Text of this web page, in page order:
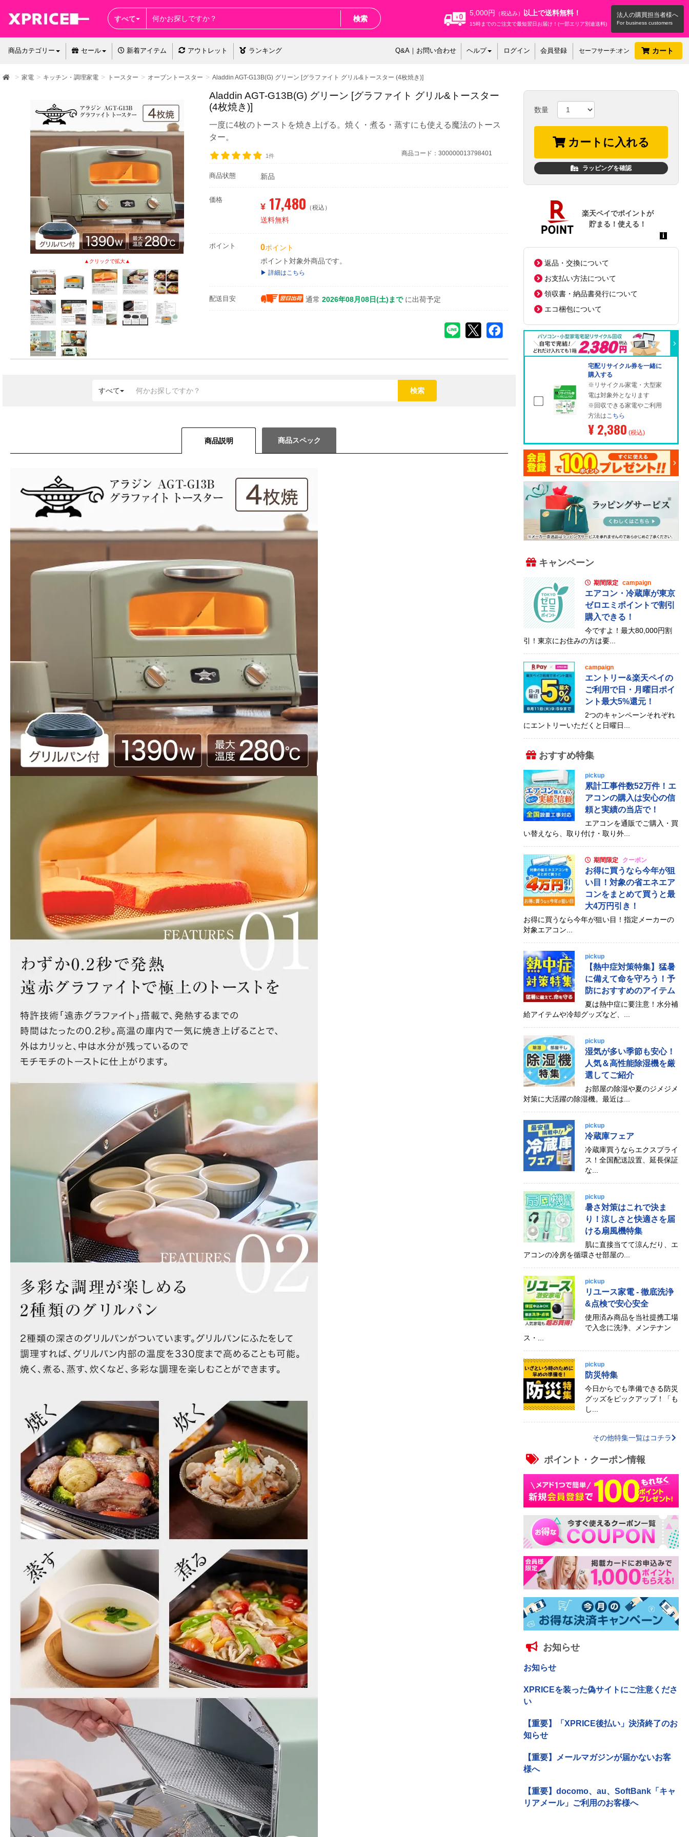
すべて 検索 法人の購買担当者様へ
5,000円 （税込み） 以上で送料無料！
15時までのご注文で最短翌日お届け！(一部エリア別途送料)
商品カテゴリー セール 新着アイテム アウトレット ランキング Q&A｜お問い合わせ ヘルプ ログイン 会員登録 セーフサーチ:オン カート
家電 キッチン・調理家電 トースター オーブントースター Aladdin AGT-G13B(G) グリーン [グラファイト グリル&トースター (4枚焼き)]
Aladdin AGT-G13B(G) グリーン [グラファイト グリル&トースター
(4枚焼き)]
一度に4枚のトーストを焼き上げる。焼く・煮る・蒸すにも使える魔法のトース
ター。
1件 商品コード：300000013798401
商品状態 新品
価格
¥ 17,480 （税込）
送料無料
ポイント 0ポイント
ポイント対象外商品です。
詳細はこちら
配送目安 通常2026年08月08日(土)まで に出荷予定
すべて 検索
商品説明 商品スペック
数量
カートに入れる
ラッピングを確認
返品・交換について
お支払い方法について
領収書・納品書発行について
エコ梱包について
宅配リサイクル券を一緒に
購入する
※リサイクル家電・大型家
電は対象外となります
※回収できる家電やご利用
方法はこちら
¥ 2,380 (税込)
キャンペーン
期間限定 campaign
エアコン・冷蔵庫が東京
ゼロエミポイントで割引
購入できる！
今ですよ！最大80,000円割
引！東京にお住みの方は要...
campaign
エントリー&楽天ペイの
ご利用で日・月曜日ポイ
ント最大5%還元！
2つのキャンペーンそれぞれ
にエントリーいただくと日曜日...
おすすめ特集
pickup
累計工事件数52万件！エ
アコンの購入は安心の信
頼と実績の当店で！
エアコンを通販でご購入・買
い替えなら、取り付け・取り外...
期間限定 クーポン
お得に買うなら今年が狙
い目！対象の省エネエア
コンをまとめて買うと最
大4万円引き！
お得に買うなら今年が狙い目！指定メーカーの
対象エアコン...
pickup
【熱中症対策特集】猛暑
に備えて命を守ろう！予
防におすすめのアイテム
夏は熱中症に要注意！水分補
給アイテムや冷却グッズなど、...
pickup
湿気が多い季節も安心！
人気＆高性能除湿機を厳
選してご紹介
お部屋の除湿や夏のジメジメ
対策に大活躍の除湿機。最近は...
pickup
冷蔵庫フェア
冷蔵庫買うならエクスプライ
ス！全国配送設置、延長保証
な...
pickup
暑さ対策はこれで決ま
り！涼しさと快適さを届
ける扇風機特集
肌に直接当てて涼んだり、エ
アコンの冷房を循環させ部屋の...
pickup
リユース家電 - 徹底洗浄
&点検で安心安全
使用済み商品を当社提携工場
で入念に洗浄、メンテナン
ス・...
pickup
防災特集
今日からでも準備できる防災
グッズをピックアップ！「も
し...
その他特集一覧はコチラ
ポイント・クーポン情報
お知らせ
お知らせ
XPRICEを装った偽サイトにご注意くださ
い
【重要】「XPRICE後払い」決済終了のお
知らせ
【重要】メールマガジンが届かないお客
様へ
【重要】docomo、au、SoftBank「キャ
リアメール」ご利用のお客様へ